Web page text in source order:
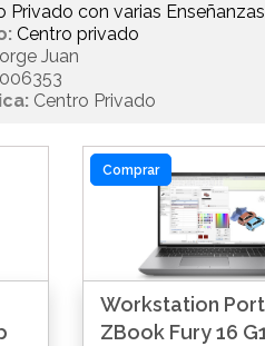
Privado con varias
Centro privado
Juan
Centro Privado
Comprar
Workstation
ZBook Fury 16